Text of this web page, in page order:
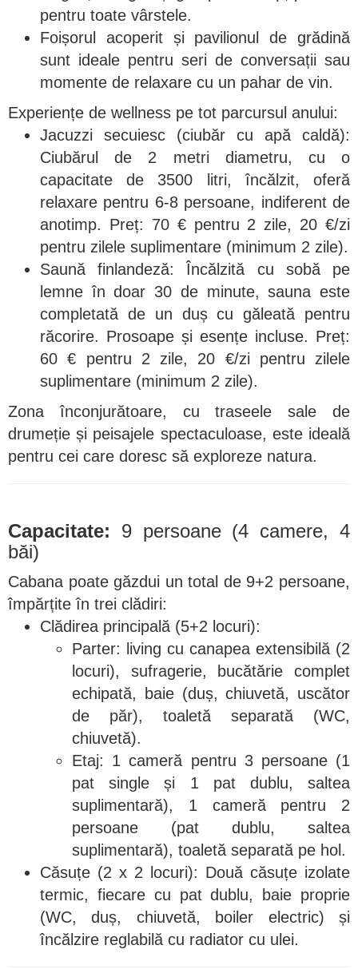
pentru toate vârstele.
Foișorul acoperit și pavilionul de grădină
sunt ideale pentru seri de conversații sau
momente de relaxare cu un pahar de vin.
Experiențe de wellness pe tot parcursul anului:
Jacuzzi secuiesc (ciubăr cu apă caldă):
Ciubărul de 2 metri diametru, cu o
capacitate de 3500 litri, încălzit, oferă
relaxare pentru 6-8 persoane, indiferent de
anotimp. Preț: 70 € pentru 2 zile, 20 €/zi
pentru zilele suplimentare (minimum 2 zile).
Saună finlandeză: Încălzită cu sobă pe
lemne în doar 30 de minute, sauna este
completată de un duș cu găleată pentru
răcorire. Prosoape și esențe incluse. Preț:
60 € pentru 2 zile, 20 €/zi pentru zilele
suplimentare (minimum 2 zile).
Zona înconjurătoare, cu traseele sale de
drumeție și peisajele spectaculoase, este ideală
pentru cei care doresc să exploreze natura.
Capacitate: 9 persoane (4 camere, 4
băi)
Cabana poate găzdui un total de 9+2 persoane,
împărțite în trei clădiri:
Clădirea principală (5+2 locuri):
Parter: living cu canapea extensibilă (2
locuri), sufragerie, bucătărie complet
echipată, baie (duș, chiuvetă, uscător
de păr), toaletă separată (WC,
chiuvetă).
Etaj: 1 cameră pentru 3 persoane (1
pat single și 1 pat dublu, saltea
suplimentară), 1 cameră pentru 2
persoane (pat dublu, saltea
suplimentară), toaletă separată pe hol.
Căsuțe (2 x 2 locuri): Două căsuțe izolate
termic, fiecare cu pat dublu, baie proprie
(WC, duș, chiuvetă, boiler electric) și
încălzire reglabilă cu radiator cu ulei.